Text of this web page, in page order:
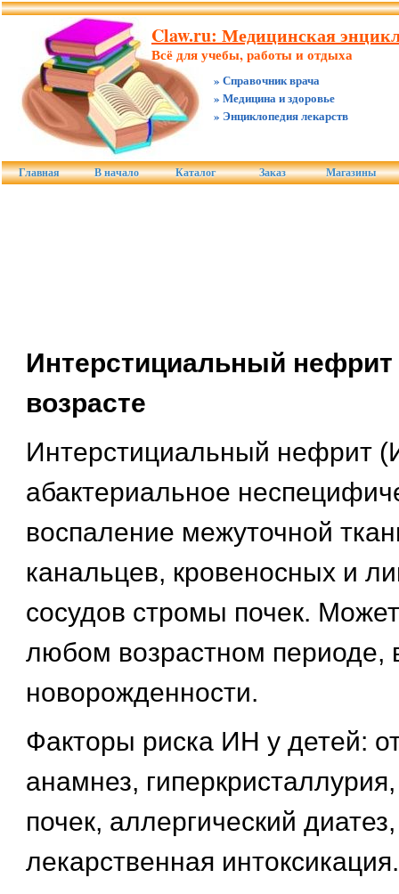
Claw.ru: Медицинская
Всё для учебы, работы и отдыха
» Справочник врача
» Медицина и здоровье
» Энциклопедия лекарств
Главная В начало Каталог Заказ Магазины
Интерстициальный нефрит
возрасте
Интерстициальный нефрит
абактериальное
воспаление межуточной
канальцев, кровеносных и
сосудов стромы почек.
любом возрастном периоде,
новорожденности.
Факторы риска ИН у детей:
анамнез,
почек, аллергический
лекарственная интоксикация.